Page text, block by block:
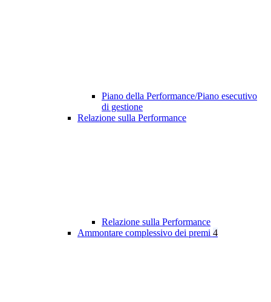
Piano della Performance/Piano esecutivo
di gestione
Relazione sulla Performance
Relazione sulla Performance
Ammontare complessivo dei premi 4